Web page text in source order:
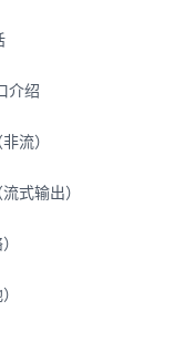
介绍
流）
式输出）